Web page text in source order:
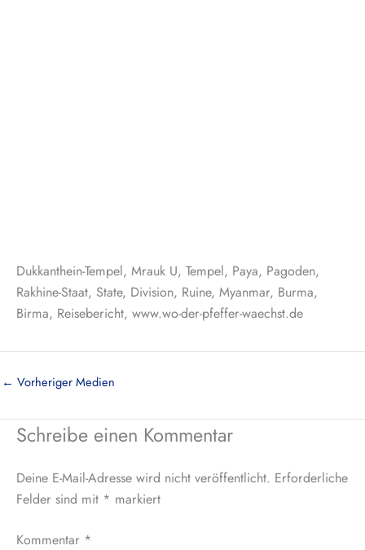
Dukkanthein-Tempel, Mrauk U, Tempel, Paya, Pagoden,
Rakhine-Staat, State, Division, Ruine, Myanmar, Burma,
Birma, Reisebericht, www.wo-der-pfeffer-waechst.de
← Vorheriger Medien
Schreibe einen Kommentar
Deine E-Mail-Adresse wird nicht veröffentlicht. Erforderliche
Felder sind mit * markiert
Kommentar *